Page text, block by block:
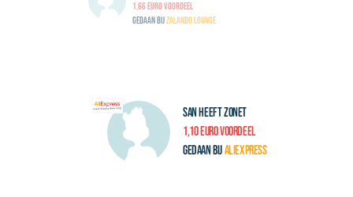
1,66 Euro voordeel
gedaan bijZalando Lounge
San heeft zonet
1,10 Euro voordeel
gedaan bijAliExpress